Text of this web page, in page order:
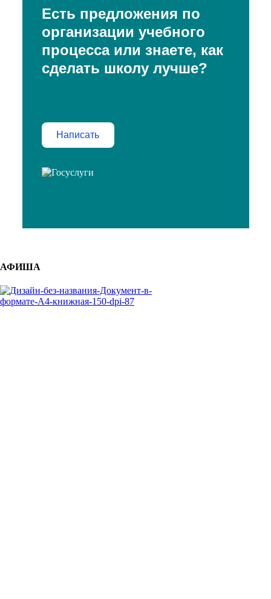
Есть предложения по
организации учебного
процесса или знаете, как
сделать школу лучше?
Написать
АФИША